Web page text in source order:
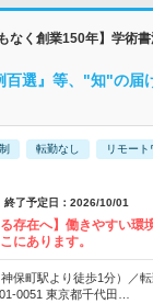
なく創業150年】学術
百選』等、"知"の届
転勤なし リモー
了予定日：2026/10/01
存在へ】働きやすい環
にあります。
保町駅より徒歩1分）／
0051 東京都千代田…